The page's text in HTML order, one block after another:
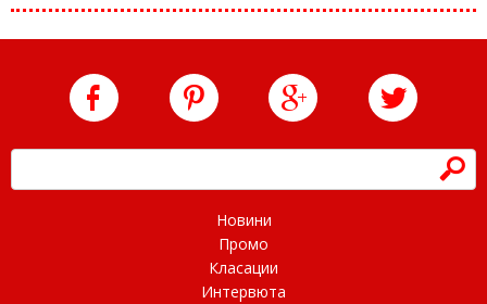
h
Новини
Промо
Класации
Интервюта